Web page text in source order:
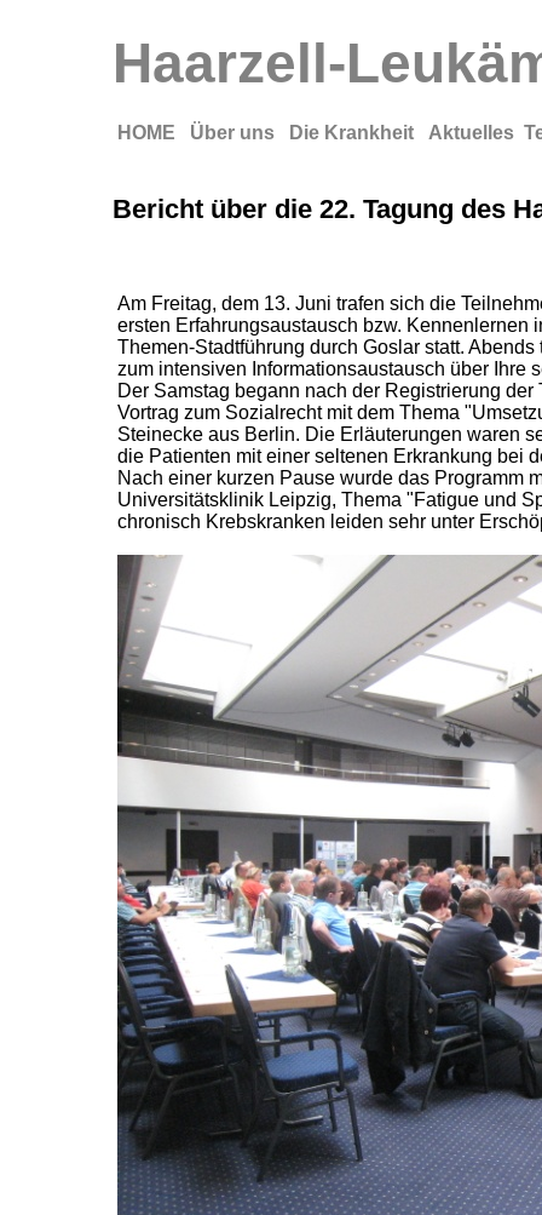
Haarzell-
HOME Über uns Die Krankheit Aktuelles
Bericht über die 22. Tagung des
Am Freitag, dem 13. Juni trafen sich die
ersten Erfahrungsaustausch bzw.
Themen-Stadtführung durch Goslar statt.
zum intensiven Informationsaustausch über Ihre
Der Samstag begann nach der Registrierung
Vortrag zum Sozialrecht mit dem Thema
Steinecke aus Berlin. Die Erläuterungen waren
die Patienten mit einer seltenen Erkrankung bei
Nach einer kurzen Pause wurde das Programm
Universitätsklinik Leipzig, Thema "Fatigue und
chronisch Krebskranken leiden sehr unter